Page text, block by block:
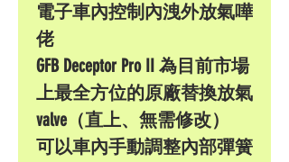
電子車內控制內洩外放氣嘩
佬
GFB Deceptor Pro II 為目前市場
上最全方位的原廠替換放氣
valve（直上、無需修改）
可以車內手動調整內部彈簧